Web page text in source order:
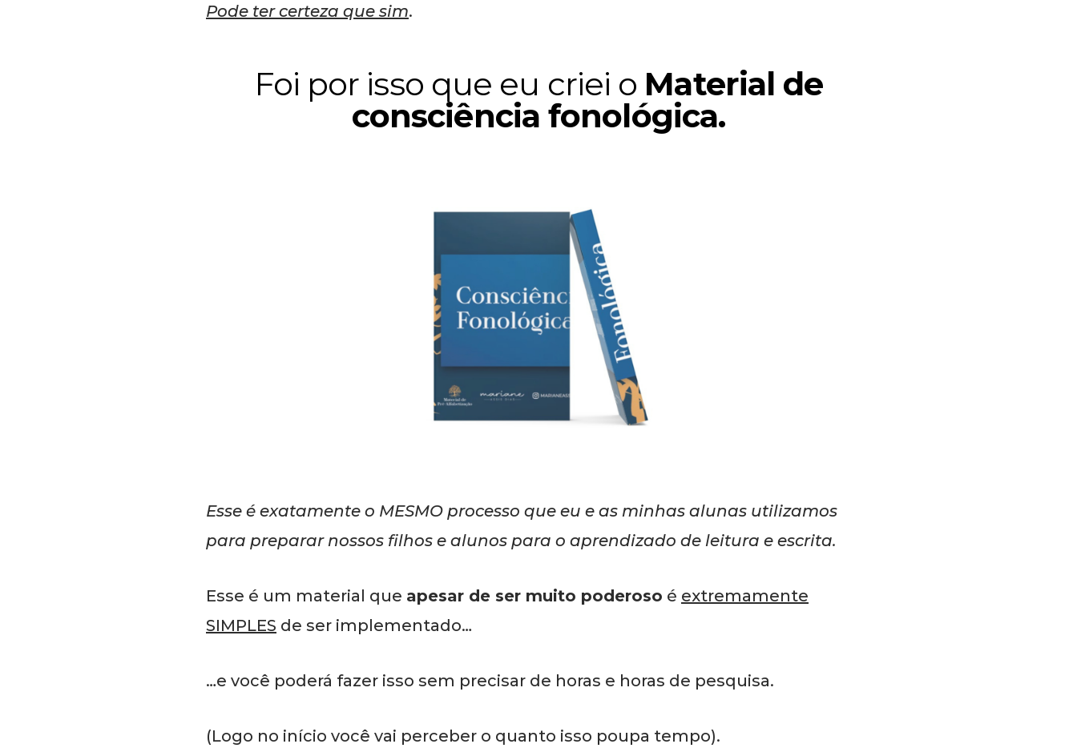
Pode ter certeza que sim.
Foi por isso que eu criei o Material de
consciência fonológica.
Esse é exatamente o MESMO processo que eu e as minhas alunas utilizamos
para preparar nossos filhos e alunos para o aprendizado de leitura e escrita.
Esse é um material que apesar de ser muito poderoso é extremamente
SIMPLES de ser implementado…
…e você poderá fazer isso sem precisar de horas e horas de pesquisa.
(Logo no início você vai perceber o quanto isso poupa tempo).